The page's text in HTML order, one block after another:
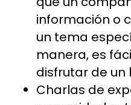
información o
un tema
manera, es
disfrutar de un
Charlas de